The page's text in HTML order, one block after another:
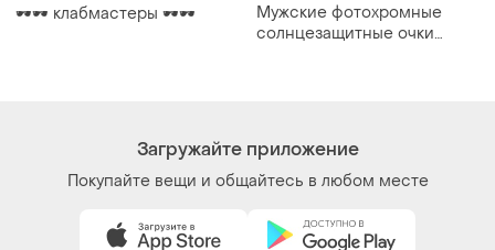
🕶️🕶️ клабмастеры 🕶️🕶️
Мужские фотохромные
солнцезащитные очки
Загружайте приложение
Покупайте вещи и общайтесь в любом месте